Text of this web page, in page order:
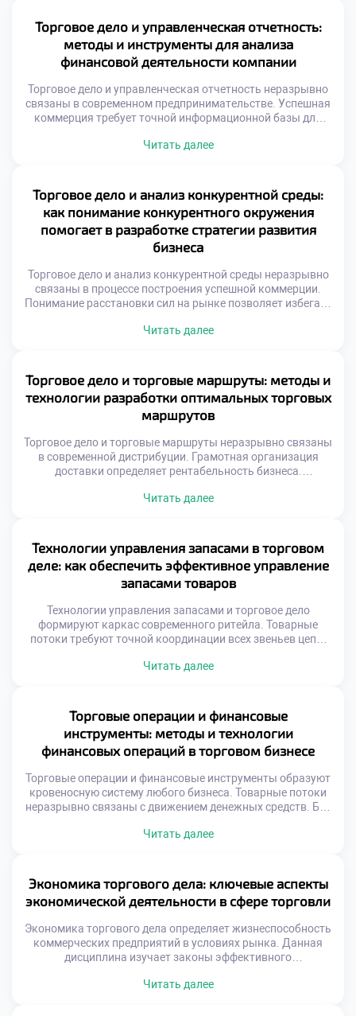
расширять ассортимент и географию. Хеджирование
защищает маржу от внешних шоков. Понимание рынка
капитала отличает предпринимателя от […]
Торговое дело и управленческая отчетность:
методы и инструменты для анализа
финансовой деятельности компании
Торговое дело и управленческая отчетность неразрывно
связаны в современном предпринимательстве. Успешная
коммерция требует точной информационной базы для
место фактологическому подходу. Финансовые
развитие эффективно. Отчетность трансформирует хаос
операций в структурированную систему. Менеджеры
получают ясную картину происходящих процессов.
Цифры становятся языком общения […]
Читать далее
Торговое дело и анализ конкурентной среды:
как понимание конкурентного окружения
помогает в разработке стратегии развития
бизнеса
Торговое дело и анализ конкурентной среды неразрывно
связаны в процессе построения успешной коммерции.
Понимание расстановки сил на рынке позволяет избегать
действий соперников превращает любую бизнес-
взаимосвязанных участников обмена. Появление новых
игроков или технологий мгновенно меняет правила
ведения торговли. Адаптивность к внешним […]
Читать далее
Торговое дело и торговые маршруты: методы и
технологии разработки оптимальных торговых
маршрутов
Торговое дело и торговые маршруты неразрывно связаны
в современной дистрибуции. Грамотная организация
доставки определяет рентабельность бизнеса.
компании. Скорость оборачиваемости товаров напрямую
Геопозиционирование изменило принципы планирования
перевозок. Спутниковые данные позволяют видеть
ситуацию мгновенно. Алгоритмы учитывают пробки и
погодные условия. Динамическая корректировка курса
Читать далее
Технологии управления запасами в торговом
деле: как обеспечить эффективное управление
запасами товаров
Технологии управления запасами и торговое дело
формируют каркас современного ритейла. Товарные
потоки требуют точной координации всех звеньев цепи.
предприятия. Дефицит же приводит к прямой потере
процессов исключает человеческие ошибки учета.
Информационные системы синхронизируют спрос с
предложением. Эффективность склада […]
Читать далее
Торговые операции и финансовые
инструменты: методы и технологии
финансовых операций в торговом бизнесе
Торговые операции и финансовые инструменты образуют
кровеносную систему любого бизнеса. Товарные потоки
неразрывно связаны с движением денежных средств. Без
останавливается мгновенно. Эффективные расчеты
методы оплаты товаров. Управление ликвидностью
становится ключевой задачей менеджера. Риски
неплатежей требуют надежных механизмов защиты.
Финансовая дисциплина определяет выживаемость
компании […]
Читать далее
Экономика торгового дела: ключевые аспекты
экономической деятельности в сфере торговли
Экономика торгового дела определяет жизнеспособность
коммерческих предприятий в условиях рынка. Данная
дисциплина изучает законы эффективного
прибыли. Понимание экономических механизмов
Читать далее